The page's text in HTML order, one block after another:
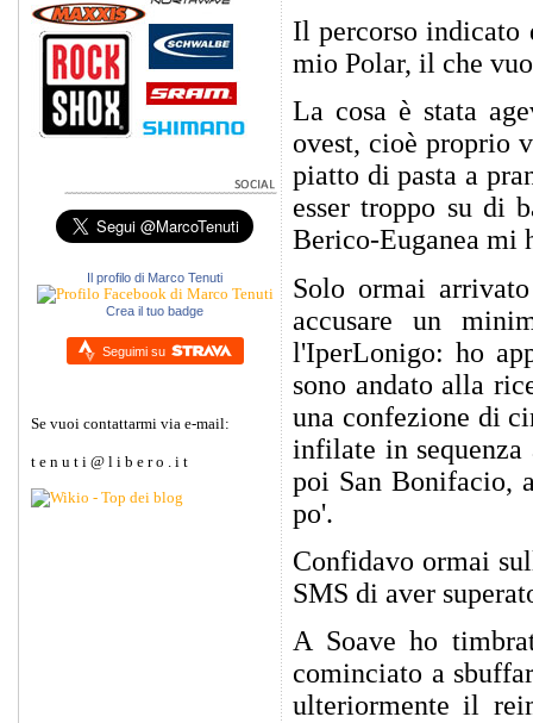
Il profilo di Marco Tenuti
Crea il tuo badge
Seguimi su
Se vuoi contattarmi via e-mail:
t e n u t i @ l i b e r o . i t
Il percorso indicato
mio Polar, il che
La cosa è stata
ovest, cioè proprio
piatto di pasta a
esser troppo su di
Berico-Euganea mi
Solo ormai
accusare un
l'IperLonigo: ho
sono andato alla
una confezione di
infilate in
poi San Bonifacio,
po'.
Confidavo ormai
SMS di aver
A Soave ho
cominciato a
ulteriormente il